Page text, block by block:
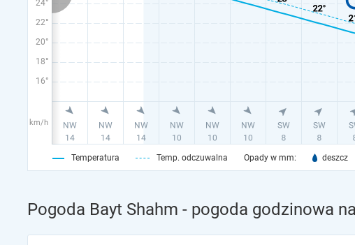
24°
22°
20°
18°
16°
km/h
Temperatura Temp. odczuwalna Opady w mm: deszcz
Pogoda Bayt Shahm - pogoda godzinowa